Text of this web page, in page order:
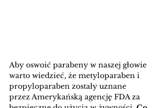
Aby oswoić parabeny w naszej głowie
warto wiedzieć, że metyloparaben i
propyloparaben zostały uznane
przez Amerykańską agencję FDA za